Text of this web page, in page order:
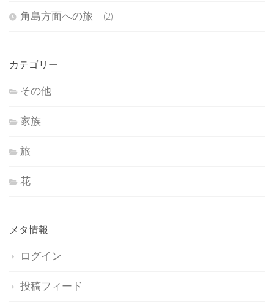
角島方面への旅 (2)
カテゴリー
その他
家族
旅
花
メタ情報
ログイン
投稿フィード